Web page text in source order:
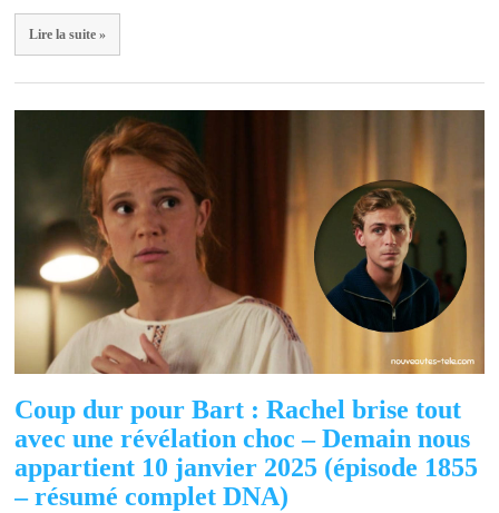
Lire la suite »
Coup dur pour Bart : Rachel brise tout
avec une révélation choc – Demain nous
appartient 10 janvier 2025 (épisode 1855
– résumé complet DNA)